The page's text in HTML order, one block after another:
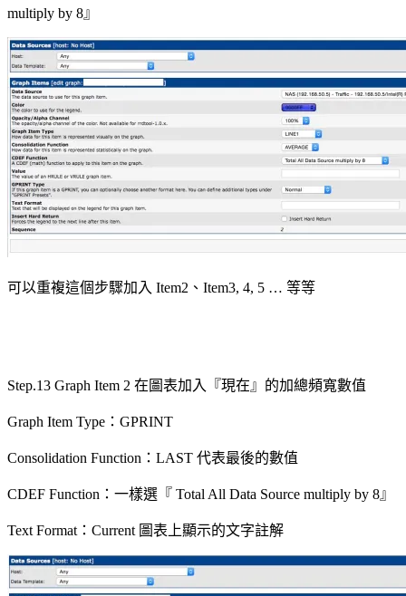
multiply by 8』
可以重複這個步驟加入 Item2、Item3, 4, 5 … 等等
Step.13 Graph Item 2 在圖表加入『現在』的加總頻寬數值
Graph Item Type：GPRINT
Consolidation Function：LAST 代表最後的數值
CDEF Function：一樣選『 Total All Data Source multiply by 8』
Text Format：Current 圖表上顯示的文字註解